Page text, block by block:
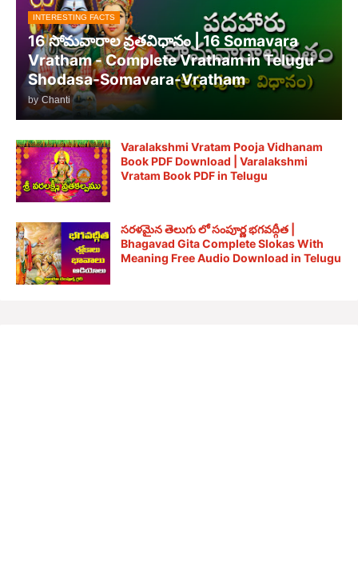
INTERESTING FACTS
16 సోమవారాల వ్రతవిధానం | 16 Somavara
Vratham - Complete Vratham in Telugu -
Shodasa-Somavara-Vratham
by Chanti
Varalakshmi Vratam Pooja Vidhanam
Book PDF Download | Varalakshmi
Vratam Book PDF in Telugu
సరళమైన తెలుగు లో సంపూర్ణ భగవద్గీత |
Bhagavad Gita Complete Slokas With
Meaning Free Audio Download in Telugu